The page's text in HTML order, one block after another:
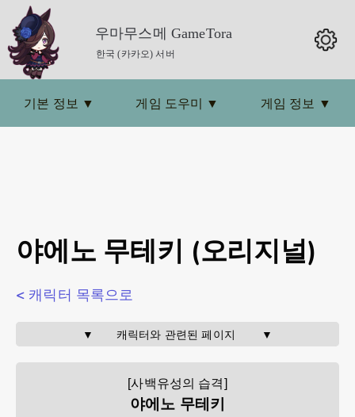
우마무스메 GameTora
한국 (카카오) 서버
기본 정보 ▼ 게임 도우미 ▼ 게임 정보 ▼
야에노 무테키 (오리지널)
< 캐릭터 목록으로
▼       캐릭터와 관련된 페이지        ▼
[사백유성의 습격]
야에노 무테키